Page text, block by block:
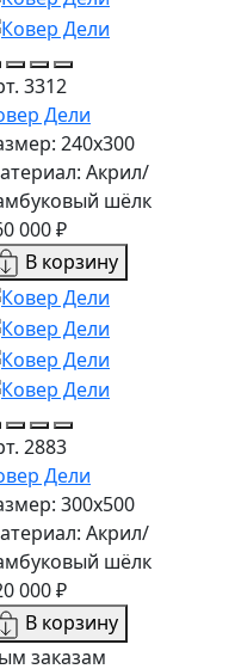
3312
Дели
240х300
Акрил/
шёлк
000 ₽
В корзину
2883
Дели
300х500
Акрил/
шёлк
000 ₽
В корзину
заказам